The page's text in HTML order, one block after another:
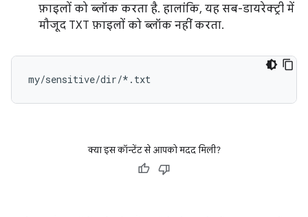
फ़ाइलों को ब्लॉक करता है. हालांकि, यह सब-डायरेक्ट्री में
मौजूद TXT फ़ाइलों को ब्लॉक नहीं करता.
क्या इस कॉन्टेंट से आपको मदद मिली?